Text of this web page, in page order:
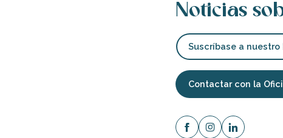
Noticias
Suscríbase a nuestro
Contactar con la